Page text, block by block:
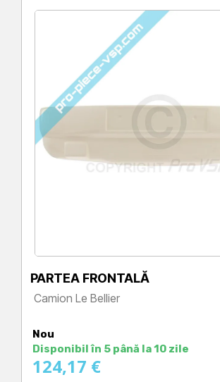
PARTEA FRONTALĂ
Camion Le Bellier
Nou
Disponibil în 5 până la 10 zile
124,17 €